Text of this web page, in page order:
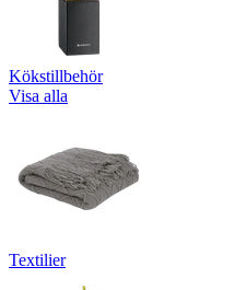
Kökstillbehör
Visa alla
Textilier